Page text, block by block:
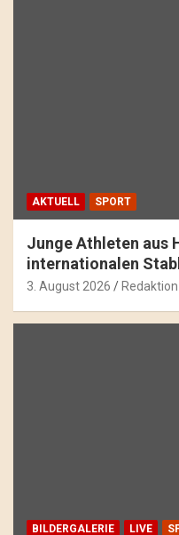
AKTUELL SPORT
Junge Athleten aus
internationalen
3. August 2026 Redaktion
BILDERGALERIE LIVE